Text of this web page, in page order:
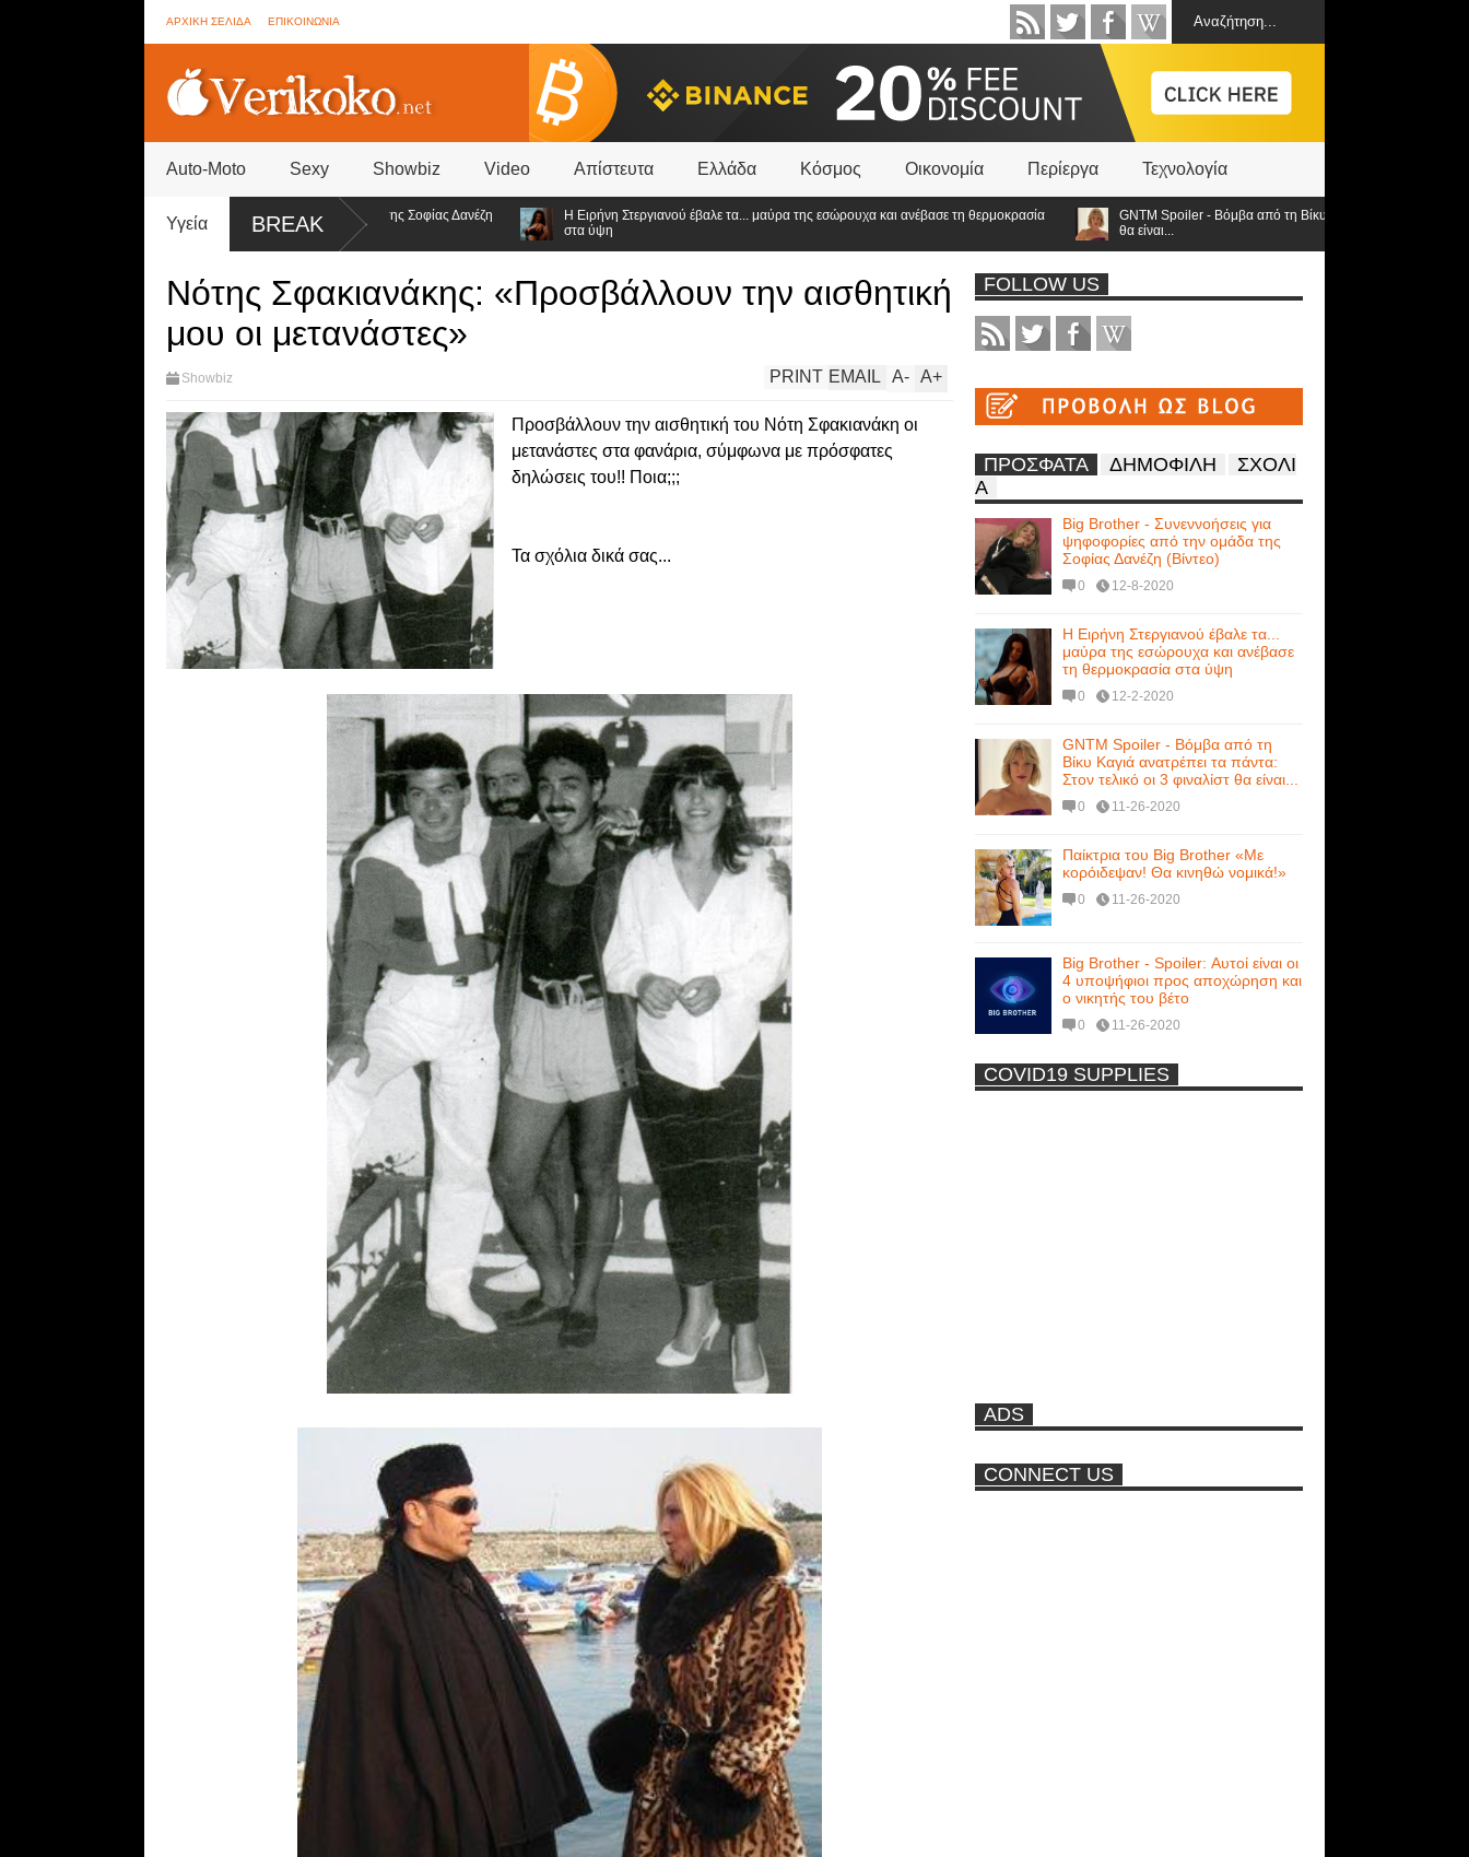
ΑΡΧΙΚΗ ΣΕΛΙΔΑ ΕΠΙΚΟΙΝΩΝΙΑ
Auto-Moto Sexy Showbiz Video Απίστευτα Ελλάδα Κόσμος Οικονομία Περίεργα Τεχνολογία
Υγεία BREAK
Brother - Συνεννοήσεις για ψηφοφορίες από την ομάδα της Σοφίας Δανέζη
Η Ειρήνη Στεργιανού έβαλε τα... μαύρα της εσώρουχα και ανέβασε τη θερμοκρασία
στα ύψη
GNTM Spoiler - Βόμβα από τη Βίκυ Καγιά ανατρέπει τα πάντα: Στον
θα είναι...
Νότης Σφακιανάκης: «Προσβάλλουν την αισθητική
μου οι μετανάστες»
Showbiz A+
A-
EMAIL
PRINT
Προσβάλλουν την αισθητική του Νότη Σφακιανάκη οι
μετανάστες στα φανάρια, σύμφωνα με πρόσφατες
δηλώσεις του!! Ποια;;;
Τα σχόλια δικά σας...
FOLLOW US
ΠΡΟΣΦΑΤΑ ΔΗΜΟΦΙΛΗ
ΣΧΟΛΙ
Α
Big Brother - Συνεννοήσεις για
ψηφοφορίες από την ομάδα της
Σοφίας Δανέζη (Βίντεο)
0 12-8-2020
Η Ειρήνη Στεργιανού έβαλε τα...
μαύρα της εσώρουχα και ανέβασε
τη θερμοκρασία στα ύψη
0 12-2-2020
GNTM Spoiler - Βόμβα από τη
Βίκυ Καγιά ανατρέπει τα πάντα:
Στον τελικό οι 3 φιναλίστ θα είναι...
0 11-26-2020
Παίκτρια του Big Brother «Με
κορόιδεψαν! Θα κινηθώ νομικά!»
0 11-26-2020
Big Brother - Spoiler: Αυτοί είναι οι
4 υποψήφιοι προς αποχώρηση και
ο νικητής του βέτο
0 11-26-2020
Η Εύα Λάσκαρη Γυμνή Στο
ποτέ ξανά!
-
COVID19 SUPPLIES
ADS
CONNECT US